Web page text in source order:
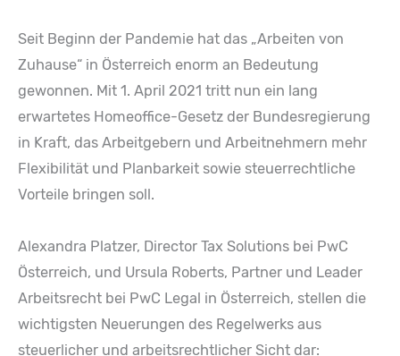
Seit Beginn der Pandemie hat das „Arbeiten von
Zuhause“ in Österreich enorm an Bedeutung
gewonnen. Mit 1. April 2021 tritt nun ein lang
erwartetes Homeoffice-Gesetz der Bundesregierung
in Kraft, das Arbeitgebern und Arbeitnehmern mehr
Flexibilität und Planbarkeit sowie steuerrechtliche
Vorteile bringen soll.
Alexandra Platzer, Director Tax Solutions bei PwC
Österreich, und Ursula Roberts, Partner und Leader
Arbeitsrecht bei PwC Legal in Österreich, stellen die
wichtigsten Neuerungen des Regelwerks aus
steuerlicher und arbeitsrechtlicher Sicht dar: